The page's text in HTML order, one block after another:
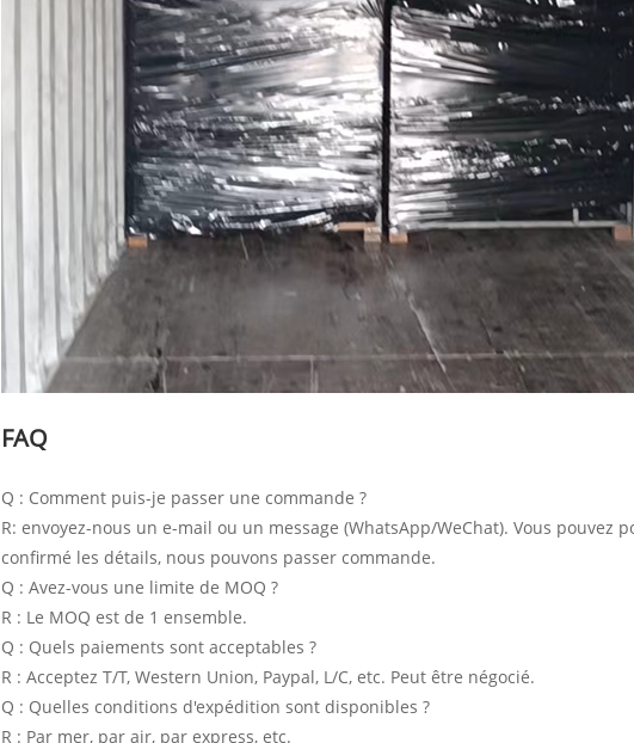
FAQ
Q : Comment puis-je passer une commande ?
R: envoyez-nous un e-mail ou un message (WhatsApp/WeChat). Vous
confirmé les détails, nous pouvons passer commande.
Q : Avez-vous une limite de MOQ ?
R : Le MOQ est de 1 ensemble.
Q : Quels paiements sont acceptables ?
R : Acceptez T/T, Western Union, Paypal, L/C, etc. Peut être négocié.
Q : Quelles conditions d'expédition sont disponibles ?
R : Par mer, par air, par express, etc.